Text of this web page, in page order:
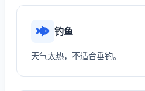
钓鱼
天气太热，不适合垂钓。